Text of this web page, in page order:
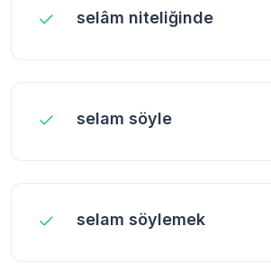
selâm niteliğinde
selam söyle
selam söylemek